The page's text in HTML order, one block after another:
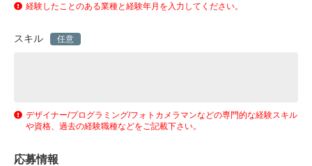
経験したことのある業種と経験年月を入力してください。
スキル 任意
デザイナー/プログラミング/フォトカメラマンなどの専門的な経験スキル
や資格、過去の経験職種などをご記載下さい。
応募情報